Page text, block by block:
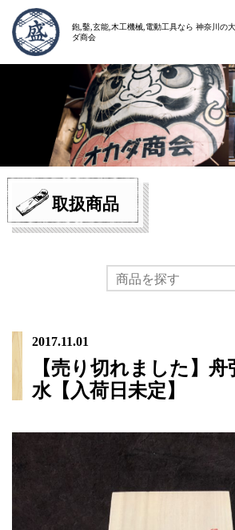
鉋,鑿,玄能,木工機械,電動工具なら 神奈川の
ダ商会
取扱商品
2017.11.01
【売り切れました】
水【入荷日未定】